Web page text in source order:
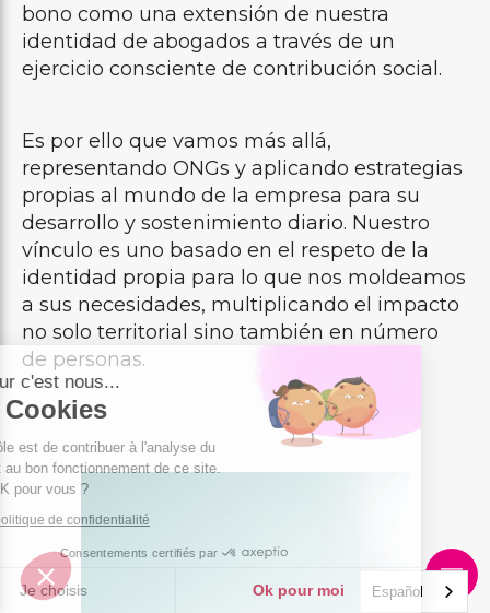
bono como una extensión de nuestra
identidad de abogados a través de un
ejercicio consciente de contribución social.
Es por ello que vamos más allá,
representando ONGs y aplicando estrategias
propias al mundo de la empresa para su
desarrollo y sostenimiento diario. Nuestro
vínculo es uno basado en el respeto de la
identidad propia para lo que nos moldeamos
a sus necesidades, multiplicando el impacto
no solo territorial sino también en número
de personas.
Español
c'est nous...
Cookies
rôle est de contribuer à l'analyse du
et au bon fonctionnement de ce site.
OK pour vous ?
la politique de confidentialité
Consentements certifiés par
Je choisis Ok pour moi